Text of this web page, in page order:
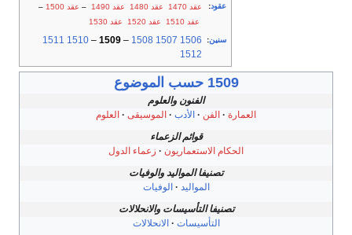
عقود: عقد 1470 عقد 1480 عقد 1490 – عقد 1500
–
عقد 1510
عقد 1520 عقد 1530
سنين:
1506
1507
1508
–
1509
–
1510
1511
1512
1509 حسب الموضوع
الفنون والعلوم
العمارة
الفن الأدب الموسيقى
العلوم
قوائم الزعماء
الحكام الاستعماريون
زعماء الدول
تصنيفا المواليد والوفيات
المواليد
الوفيات
تصنيفا التأسيسات والانحلالات
التأسيسات
الانحلالات